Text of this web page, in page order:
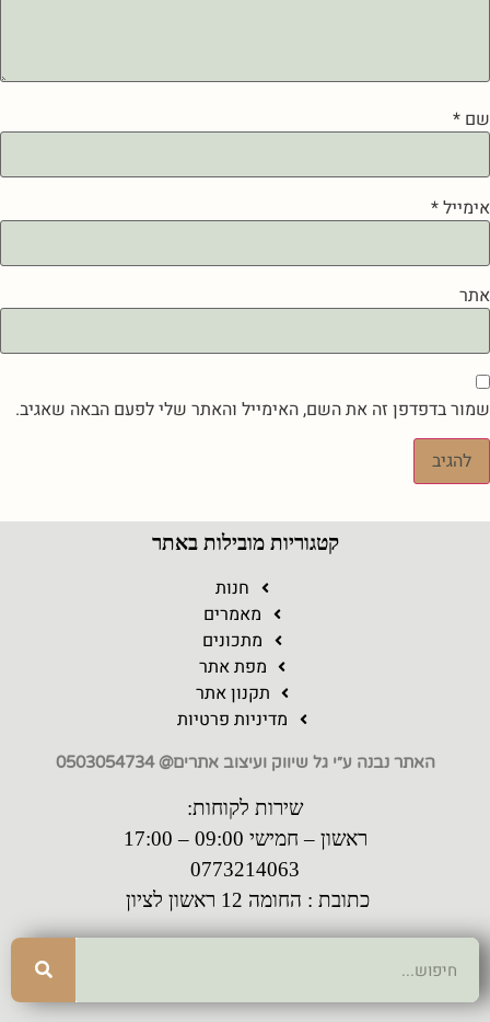
שם *
אימייל*
אתר
שמור בדפדפן זה את השם, האימייל והאתר שלי לפעם הבאה שאגיב.
קטגוריות מובילות באתר
חנות
מאמרים
מתכונים
מפת אתר
תקנון אתר
מדיניות פרטיות
האתר נבנה ע״י גל שיווק ועיצוב אתרים@ 0503054734
שירות לקוחות:
ראשון – חמישי 09:00 – 17:00
0773214063
כתובת : החומה 12 ראשון לציון